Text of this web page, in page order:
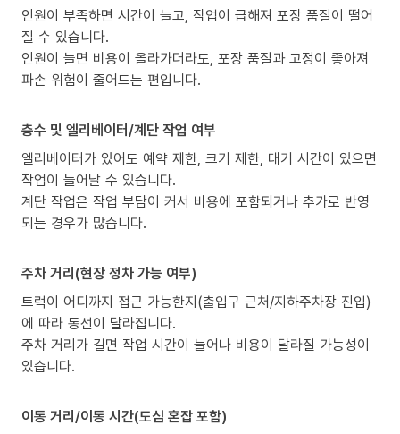
인원이 부족하면 시간이 늘고, 작업이 급해져 포장 품질이 떨어
질 수 있습니다.
인원이 늘면 비용이 올라가더라도, 포장 품질과 고정이 좋아져
파손 위험이 줄어드는 편입니다.
층수 및 엘리베이터/계단 작업 여부
엘리베이터가 있어도 예약 제한, 크기 제한, 대기 시간이 있으면
작업이 늘어날 수 있습니다.
계단 작업은 작업 부담이 커서 비용에 포함되거나 추가로 반영
되는 경우가 많습니다.
주차 거리(현장 정차 가능 여부)
트럭이 어디까지 접근 가능한지(출입구 근처/지하주차장 진입)
에 따라 동선이 달라집니다.
주차 거리가 길면 작업 시간이 늘어나 비용이 달라질 가능성이
있습니다.
이동 거리/이동 시간(도심 혼잡 포함)